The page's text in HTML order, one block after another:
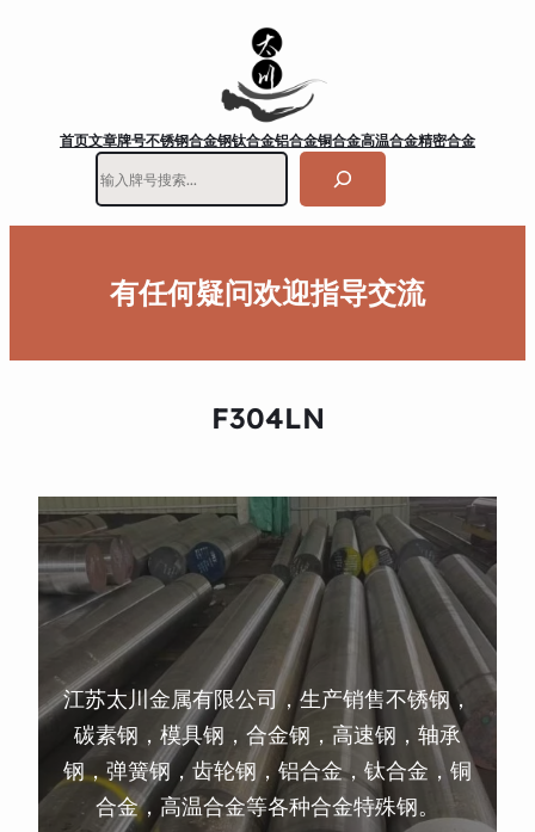
首页文章牌号不锈钢合金钢钛合金铝合金铜合金高温合金精密合金
有任何疑问欢迎指导交流
F304LN
江苏太川金属有限公司，生产销售不锈钢，
碳素钢，模具钢，合金钢，高速钢，轴承
钢，弹簧钢，齿轮钢，铝合金，钛合金，铜
合金，高温合金等各种合金特殊钢。